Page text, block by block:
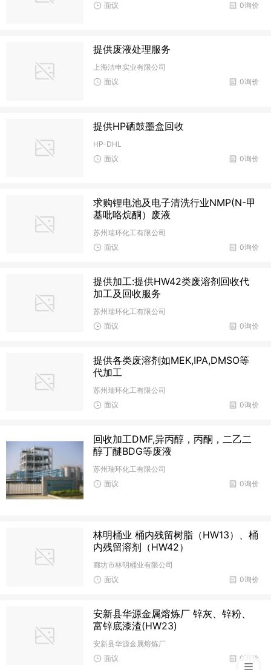
0询价
面议
提供废液处理服务
上海洁申实业有限公司
0询价
面议
提供HP硒鼓墨盒回收
HP-DHL
0询价
面议
求购锂电池及电子清洗行业NMP(N-甲
基吡咯烷酮）废液
苏州瑞环化工有限公司
0询价
面议
提供加工:提供HW42类废溶剂回收代
加工及回收服务
苏州瑞环化工有限公司
0询价
面议
提供各类废溶剂如MEK,IPA,DMSO等
代加工
苏州瑞环化工有限公司
0询价
面议
回收加工DMF,异丙醇，丙酮，二乙二
醇丁醚BDG等废液
苏州瑞环化工有限公司
0询价
面议
林明桶业 桶内残留树脂（HW13）、桶
内残留溶剂（HW42）
廊坊市林明桶业有限公司
0询价
面议
安新县华源金属熔炼厂 锌灰、锌粉、
富锌底漆渣(HW23)
安新县华源金属熔炼厂
0询价
面议